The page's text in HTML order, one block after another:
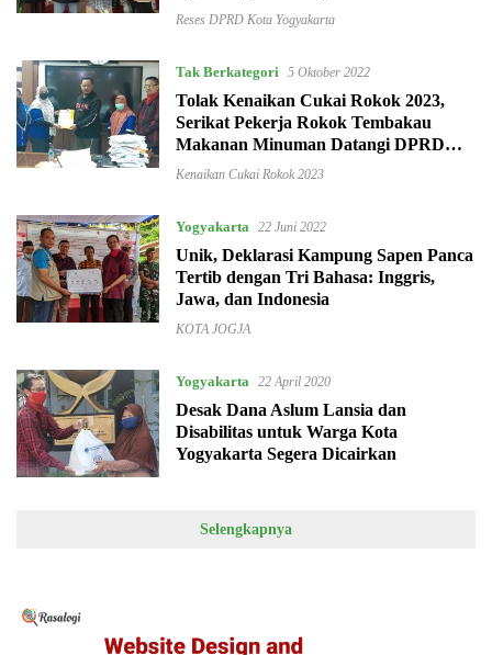
Reses DPRD Kota Yogyakarta
Tak Berkategori 5 Oktober 2022
Tolak Kenaikan Cukai Rokok 2023,
Serikat Pekerja Rokok Tembakau
Makanan Minuman Datangi DPRD
Kota Yogyakarta
Kenaikan Cukai Rokok 2023
Yogyakarta 22 Juni 2022
Unik, Deklarasi Kampung Sapen Panca
Tertib dengan Tri Bahasa: Inggris,
Jawa, dan Indonesia
KOTA JOGJA
Yogyakarta 22 April 2020
Desak Dana Aslum Lansia dan
Disabilitas untuk Warga Kota
Yogyakarta Segera Dicairkan
Selengkapnya